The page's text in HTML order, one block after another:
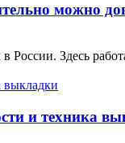
можно
России. Здесь
и техника